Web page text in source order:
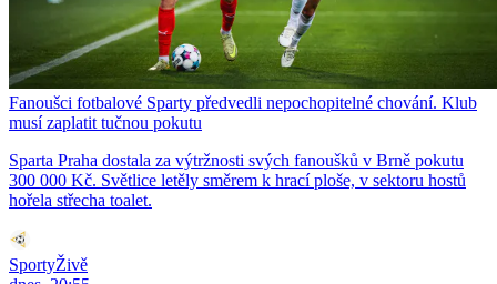
Fanoušci fotbalové Sparty předvedli nepochopitelné chování. Klub
musí zaplatit tučnou pokutu
Sparta Praha dostala za výtržnosti svých fanoušků v Brně pokutu
300 000 Kč. Světlice letěly směrem k hrací ploše, v sektoru hostů
hořela střecha toalet.
SportyŽivě